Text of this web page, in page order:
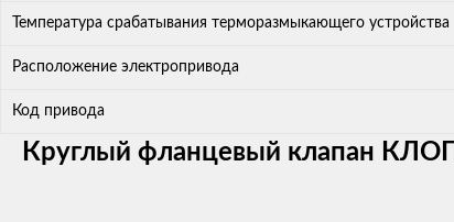
Температура срабатывания терморазмыкающего устройства
Расположение электропривода
Код привода
Круглый фланцевый клапан